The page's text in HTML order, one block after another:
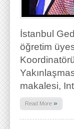
İstanbul
öğretim
makalesi,
Read More »